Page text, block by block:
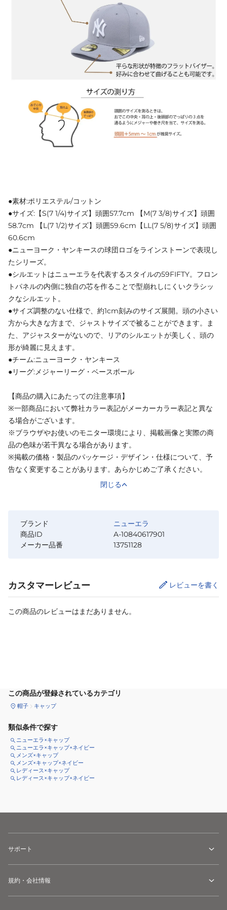
●素材:ポリエステル/コットン
●サイズ:【S(7 1/4)サイズ】頭囲57.7cm 【M(7 3/8)サイズ】頭囲
58.7cm 【L(7 1/2)サイズ】頭囲59.6cm【LL(7 5/8)サイズ】頭囲
60.6cm
●ニューヨーク・ヤンキースの球団ロゴをラインストーンで表現し
たシリーズ。
●シルエットはニューエラを代表するスタイルの59FIFTY。フロン
トパネルの内側に独自の芯を作ることで型崩れしにくいクラシッ
クなシルエット。
●サイズ調整のない仕様で、約1cm刻みのサイズ展開。頭の小さい
方から大きな方まで、ジャストサイズで被ることができます。ま
た、アジャスターがないので、リアのシルエットが美しく、頭の
形が綺麗に見えます。
●チーム:ニューヨーク・ヤンキース
●リーグ:メジャーリーグ・ベースボール
【商品の購入にあたっての注意事項】
※一部商品において弊社カラー表記がメーカーカラー表記と異な
る場合がございます。
※ブラウザやお使いのモニター環境により、掲載画像と実際の商
品の色味が若干異なる場合があります。
※掲載の価格・製品のパッケージ・デザイン・仕様について、予
告なく変更することがあります。あらかじめご了承ください。
閉じる
ブランド
ニューエラ
商品ID
A-10840617901
メーカー品番
13751128
カスタマーレビュー レビューを書く
この商品のレビューはまだありません。
この商品が登録されているカテゴリ
帽子 キャップ
類似条件で探す
ニューエラ×キャップ
ニューエラ×キャップ×ネイビー
メンズ×キャップ
メンズ×キャップ×ネイビー
レディース×キャップ
レディース×キャップ×ネイビー
サポート
規約・会社情報